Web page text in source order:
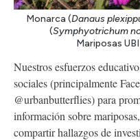
Monarca (Danaus
(Symphyotrichum
Mariposas
Nuestros esfuerzos
sociales (principalmente
@urbanbutterflies) para
información sobre
compartir hallazgos de